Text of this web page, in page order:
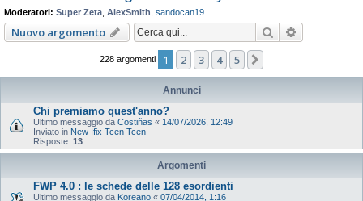
Moderatori: Super Zeta AlexSmith sandocan19
Nuovo argomento Cerca
228 argomenti 1 2 3 4 5
Annunci
Chi premiamo quest'anno?
Ultimo messaggio da Costiñas « 14/07/2026, 12:49
Inviato in New Ifix Tcen Tcen
Risposte: 13
Argomenti
FWP 4.0 : le schede delle 128 esordienti
Ultimo messaggio da Koreano « 07/04/2014, 1:16